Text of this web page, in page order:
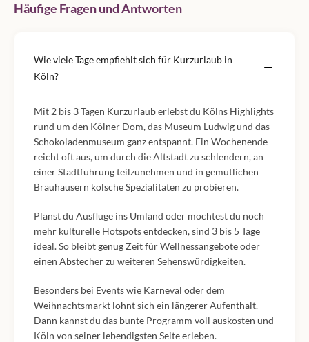
Häufige Fragen und Antworten
Wie viele Tage empfiehlt sich für Kurzurlaub in
Köln?
Mit 2 bis 3 Tagen Kurzurlaub erlebst du Kölns Highlights
rund um den Kölner Dom, das Museum Ludwig und das
Schokoladenmuseum ganz entspannt. Ein Wochenende
reicht oft aus, um durch die Altstadt zu schlendern, an
einer Stadtführung teilzunehmen und in gemütlichen
Brauhäusern kölsche Spezialitäten zu probieren.
Planst du Ausflüge ins Umland oder möchtest du noch
mehr kulturelle Hotspots entdecken, sind 3 bis 5 Tage
ideal. So bleibt genug Zeit für Wellnessangebote oder
einen Abstecher zu weiteren Sehenswürdigkeiten.
Besonders bei Events wie Karneval oder dem
Weihnachtsmarkt lohnt sich ein längerer Aufenthalt.
Dann kannst du das bunte Programm voll auskosten und
Köln von seiner lebendigsten Seite erleben.